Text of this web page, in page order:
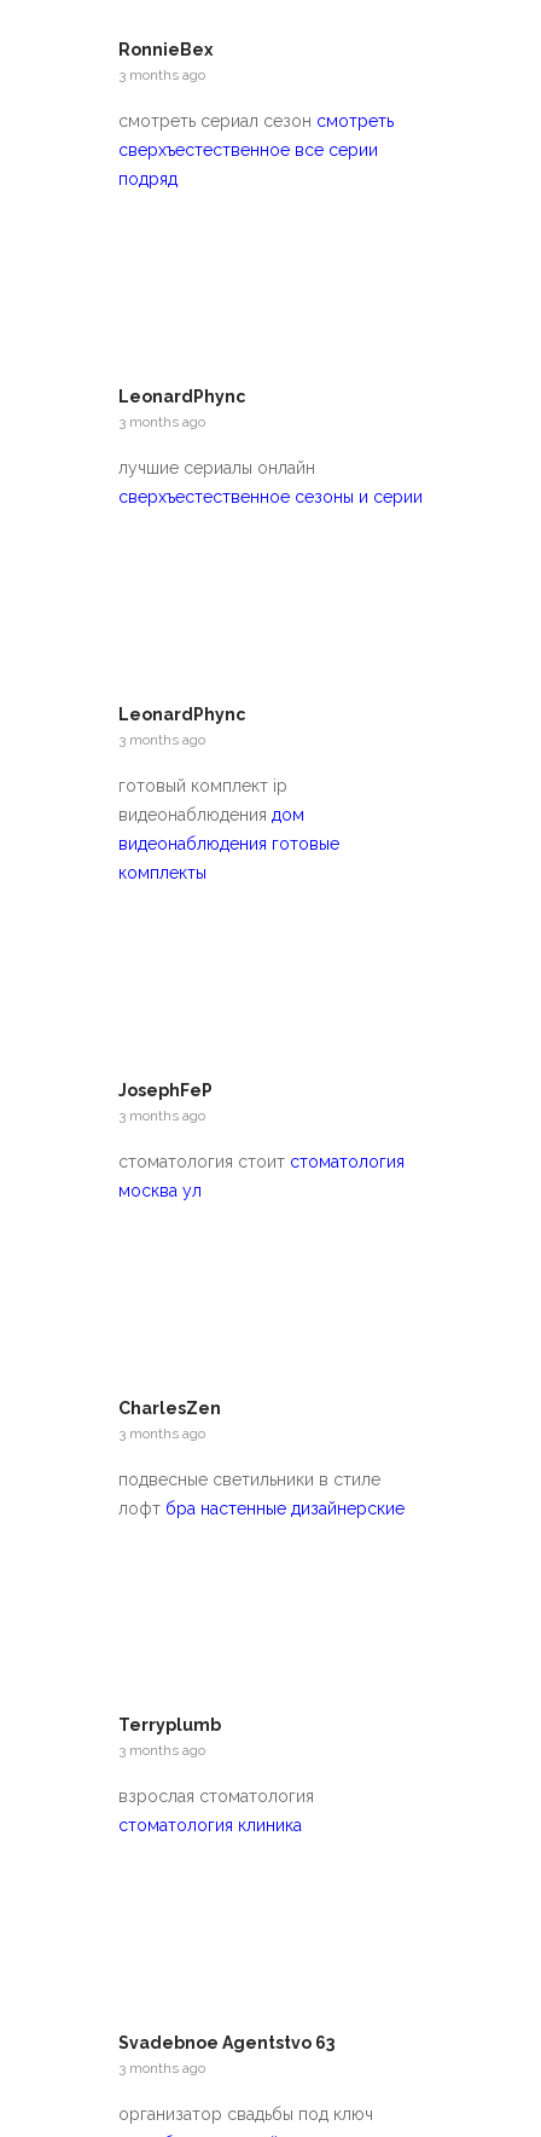
RonnieBex
3 months ago
смотреть сериал сезон смотреть
сверхъестественное все серии
подряд
LeonardPhync
3 months ago
лучшие сериалы онлайн
сверхъестественное сезоны и серии
LeonardPhync
3 months ago
готовый комплект ip
видеонаблюдения дом
видеонаблюдения готовые
комплекты
JosephFeP
3 months ago
стоматология стоит стоматология
москва ул
CharlesZen
3 months ago
подвесные светильники в стиле
лофт бра настенные дизайнерские
Terryplumb
3 months ago
взрослая стоматология
стоматология клиника
Svadebnoe Agentstvo 63
3 months ago
организатор свадьбы под ключ